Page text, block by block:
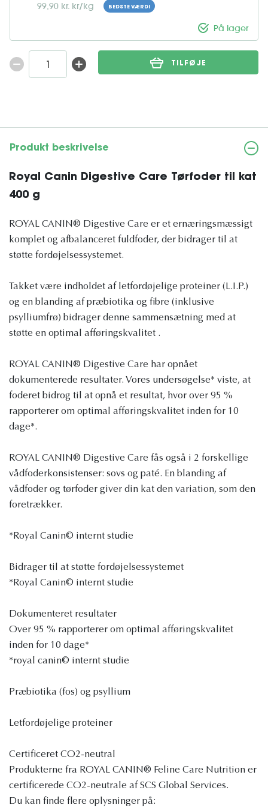
99,90 kr. kr/kg BEDSTE VÆRDI
På lager
TILFØJE
Produkt beskrivelse
Royal Canin Digestive Care Tørfoder til kat
400 g
ROYAL CANIN® Digestive Care er et ernæringsmæssigt
komplet og afbalanceret fuldfoder, der bidrager til at
støtte fordøjelsessystemet.
Takket være indholdet af letfordøjelige proteiner (L.I.P.)
og en blanding af præbiotika og fibre (inklusive
psylliumfrø) bidrager denne sammensætning med at
støtte en optimal afføringskvalitet .
ROYAL CANIN® Digestive Care har opnået
dokumenterede resultater. Vores undersøgelse* viste, at
foderet bidrog til at opnå et resultat, hvor over 95 %
rapporterer om optimal afføringskvalitet inden for 10
dage*.
ROYAL CANIN® Digestive Care fås også i 2 forskellige
vådfoderkonsistenser: sovs og paté. En blanding af
vådfoder og tørfoder giver din kat den variation, som den
foretrækker.
*Royal Canin© internt studie
Bidrager til at støtte fordøjelsessystemet
*Royal Canin© internt studie
Dokumenteret resultater
Over 95 % rapporterer om optimal afføringskvalitet
inden for 10 dage*
*royal canin© internt studie
Præbiotika (fos) og psyllium
Letfordøjelige proteiner
Certificeret CO2-neutral
Produkterne fra ROYAL CANIN® Feline Care Nutrition er
certificerede CO2-neutrale af SCS Global Services.
Du kan finde flere oplysninger på: